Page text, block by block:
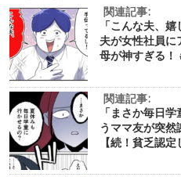
関連記事:
「こんな夫、
夫が女性社員
母が神すぎる！
関連記事:
「まさか毎日
うママ友が突
【続！貧乏認